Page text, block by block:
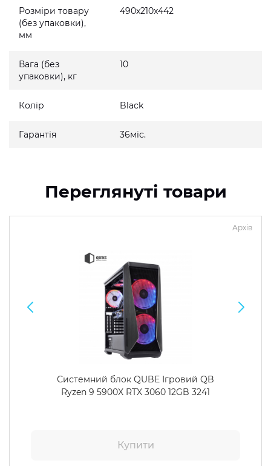
Розміри товару
(без упаковки),
мм
490x210x442
Вага (без
упаковки), кг
10
Колір Black
Гарантія 36міс.
Переглянуті товари
Архів
Системний блок QUBE Ігровий QB
Ryzen 9 5900X RTX 3060 12GB 3241
Купити